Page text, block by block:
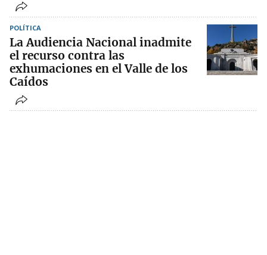
POLÍTICA
La Audiencia Nacional inadmite
el recurso contra las
exhumaciones en el Valle de los
Caídos